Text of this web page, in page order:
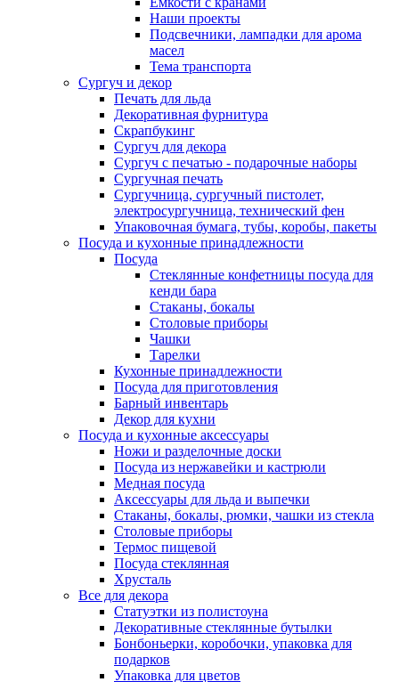
Наши проекты
Подсвечники, лампадки для арома
масел
Тема транспорта
Сургуч и декор
Печать для льда
Декоративная фурнитура
Скрапбукинг
Сургуч для декора
Сургуч с печатью - подарочные наборы
Сургучная печать
Сургучница, сургучный пистолет,
электросургучница, технический фен
Упаковочная бумага, тубы, коробы, пакеты
Посуда и кухонные принадлежности
Посуда
Стеклянные конфетницы посуда для
кенди бара
Стаканы, бокалы
Столовые приборы
Чашки
Тарелки
Кухонные принадлежности
Посуда для приготовления
Барный инвентарь
Декор для кухни
Посуда и кухонные аксессуары
Ножи и разделочные доски
Посуда из нержавейки и кастрюли
Медная посуда
Аксессуары для льда и выпечки
Стаканы, бокалы, рюмки, чашки из стекла
Столовые приборы
Термос пищевой
Посуда стеклянная
Хрусталь
Все для декора
Статуэтки из полистоуна
Декоративные стеклянные бутылки
Бонбоньерки, коробочки, упаковка для
подарков
Упаковка для цветов